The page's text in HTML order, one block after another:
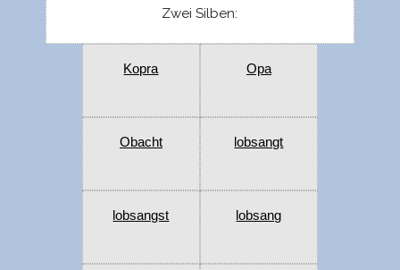
Zwei Silben:
Kopra Opa
Obacht lobsangt
lobsangst lobsang